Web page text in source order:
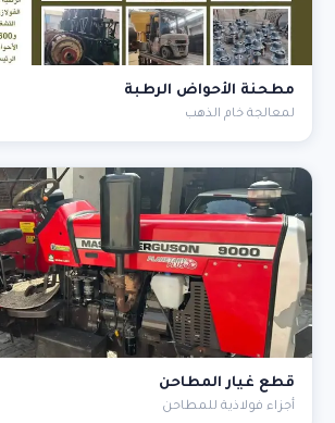
مطحنة الأحواض الرطبة
لمعالجة خام الذهب
قطع غيار المطاحن
أجزاء فولاذية للمطاحن